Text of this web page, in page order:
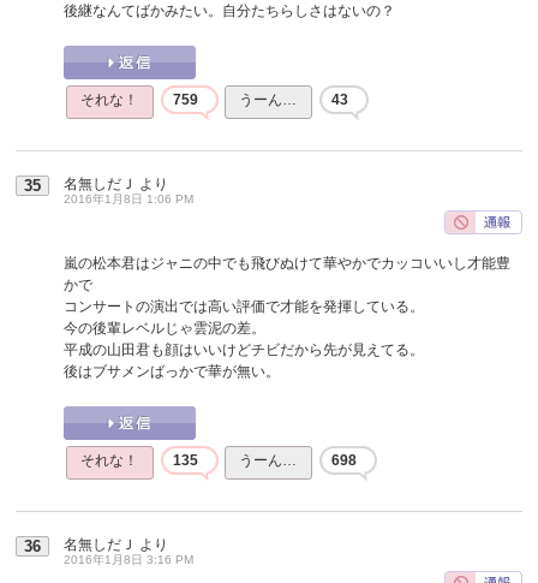
後継なんてばかみたい。自分たちらしさはないの？
それな！ 759 うーん… 43
35 名無しだＪ より
2016年1月8日 1:06 PM
嵐の松本君はジャニの中でも飛びぬけて華やかでカッコいいし才能豊
かで
コンサートの演出では高い評価で才能を発揮している。
今の後輩レベルじゃ雲泥の差。
平成の山田君も顔はいいけどチビだから先が見えてる。
後はブサメンばっかで華が無い。
それな！ 135 うーん… 698
36 名無しだＪ より
2016年1月8日 3:16 PM